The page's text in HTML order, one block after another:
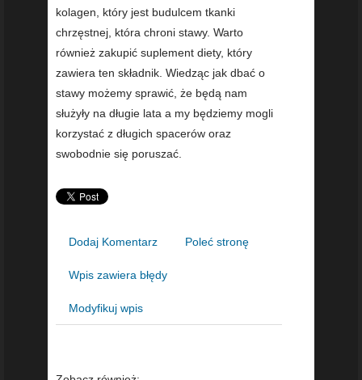
kolagen, który jest budulcem tkanki
chrzęstnej, która chroni stawy. Warto
również zakupić suplement diety, który
zawiera ten składnik. Wiedząc jak dbać o
stawy możemy sprawić, że będą nam
służyły na długie lata a my będziemy mogli
korzystać z długich spacerów oraz
swobodnie się poruszać.
Dodaj Komentarz Poleć stronę
Wpis zawiera błędy
Modyfikuj wpis